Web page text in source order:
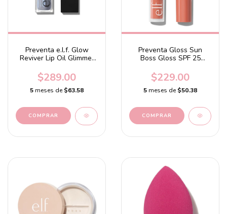
Preventa e.l.f. Glow
Reviver Lip Oil Glimmer
Blue + Violet Pearl
$289.00
5 meses de$63.58
Preventa Gloss Sun
Boss Gloss SPF 25
Coral
$229.00
5 meses de$50.38